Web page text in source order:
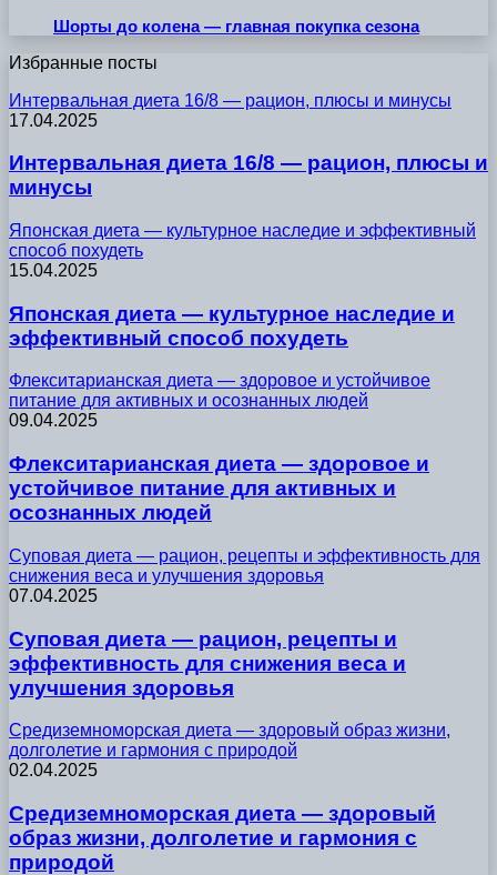
Шорты до колена — главная покупка сезона
Избранные посты
Интервальная диета 16/8 — рацион, плюсы и минусы
17.04.2025
Интервальная диета 16/8 — рацион, плюсы и
минусы
Японская диета — культурное наследие и эффективный
способ похудеть
15.04.2025
Японская диета — культурное наследие и
эффективный способ похудеть
Флекситарианская диета — здоровое и устойчивое
питание для активных и осознанных людей
09.04.2025
Флекситарианская диета — здоровое и
устойчивое питание для активных и
осознанных людей
Суповая диета — рацион, рецепты и эффективность для
снижения веса и улучшения здоровья
07.04.2025
Суповая диета — рацион, рецепты и
эффективность для снижения веса и
улучшения здоровья
Средиземноморская диета — здоровый образ жизни,
долголетие и гармония с природой
02.04.2025
Средиземноморская диета — здоровый
образ жизни, долголетие и гармония с
природой